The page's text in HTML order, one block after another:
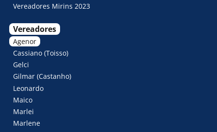
Vereadores Mirins 2023
Vereadores
Agenor
Cassiano (Toisso)
Gelci
Gilmar (Castanho)
Leonardo
Maico
Marlei
Marlene